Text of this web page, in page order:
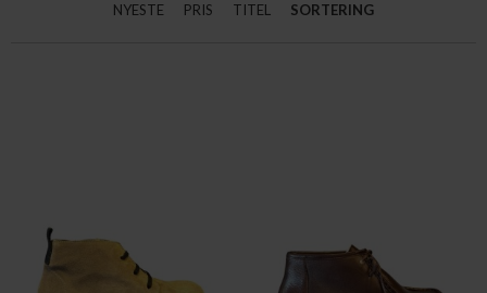
NYESTE PRIS TITEL SORTERING